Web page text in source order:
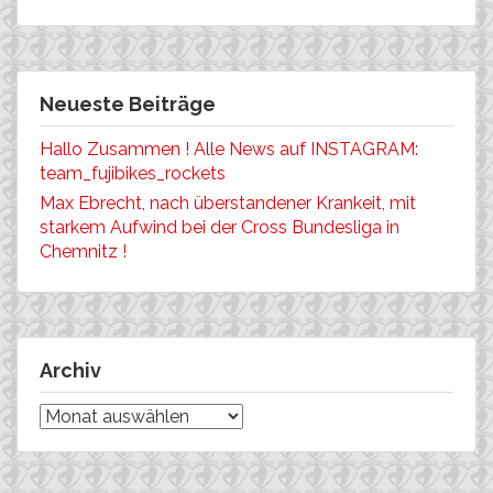
Neueste Beiträge
Hallo Zusammen ! Alle News auf INSTAGRAM:
team_fujibikes_rockets
Max Ebrecht, nach überstandener Krankeit, mit
starkem Aufwind bei der Cross Bundesliga in
Chemnitz !
Archiv
Archiv